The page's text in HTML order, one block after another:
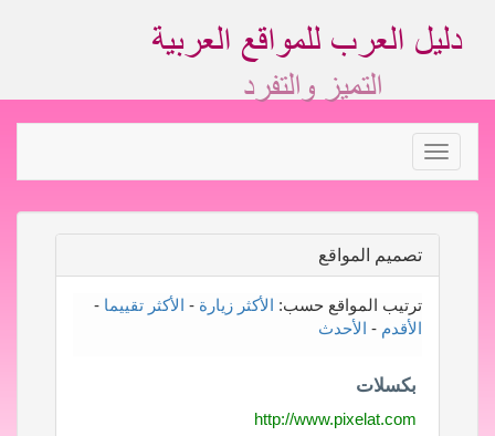
Toggle
navigation
تصميم المواقع
ترتيب المواقع حسب: الأكثر زيارة - الأكثر تقييما -
الأقدم - الأحدث
بكسلات
http://www.pixelat.com